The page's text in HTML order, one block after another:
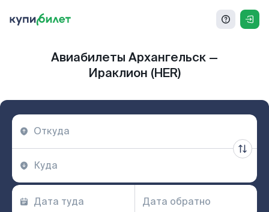
Авиабилеты Архангельск —
Ираклион (HER)